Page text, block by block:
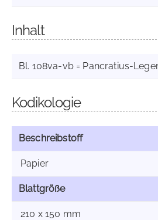
Inhalt
Bl. 108va-vb = Pancratius-
Kodikologie
Beschreibstoff
Papier
Blattgröße
210 x 150 mm